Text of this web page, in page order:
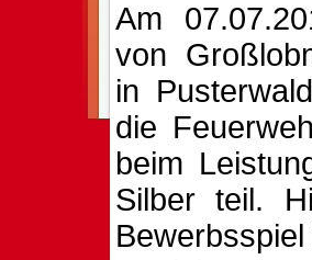
Am
von
in
die
beim
Silber teil.